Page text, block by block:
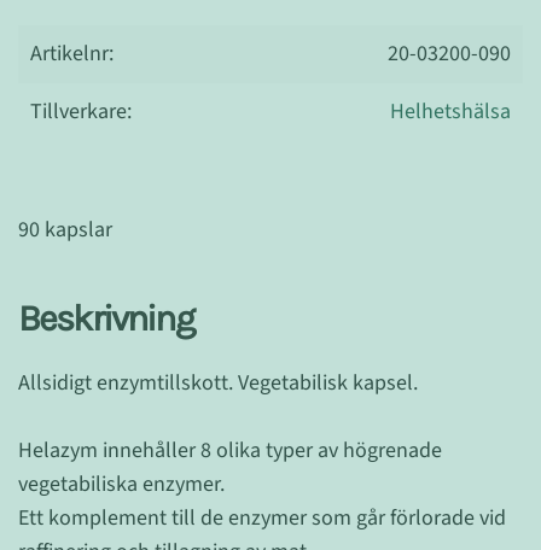
Artikelnr:
20-03200-090
Tillverkare:
Helhetshälsa
90 kapslar
Beskrivning
Allsidigt enzymtillskott. Vegetabilisk kapsel.
Helazym innehåller 8 olika typer av högrenade
vegetabiliska enzymer.
Ett komplement till de enzymer som går förlorade vid